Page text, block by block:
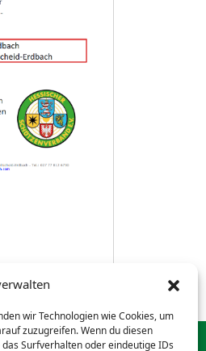
wir Technologien wie Cookies, um
zuzugreifen. Wenn du diesen
Surfverhalten oder eindeutige IDs